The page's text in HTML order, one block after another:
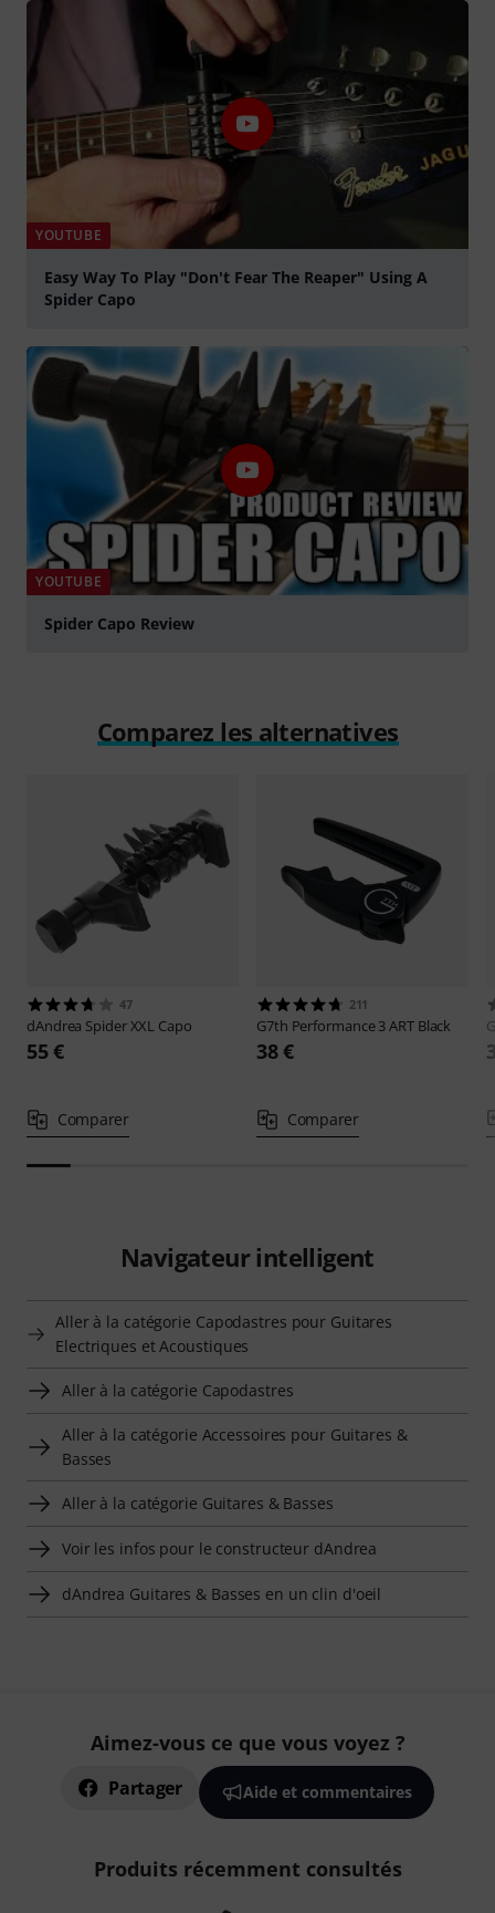
YOUTUBE
Easy Way To Play "Don't Fear The Reaper" Using A
Spider Capo
YOUTUBE
Spider Capo Review
Comparez les alternatives
47
dAndrea Spider XXL Capo
55 €
Comparer
211
G7th Performance 3 ART Black
38 €
Comparer
Navigateur intelligent
Aller à la catégorie Capodastres pour Guitares
Electriques et Acoustiques
Aller à la catégorie Capodastres
Aller à la catégorie Accessoires pour Guitares &
Basses
Aller à la catégorie Guitares & Basses
Voir les infos pour le constructeur dAndrea
dAndrea Guitares & Basses en un clin d'oeil
Aimez-vous ce que vous voyez ?
Partager Aide et commentaires
Produits récemment consultés